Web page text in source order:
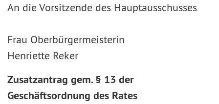
An die Vorsitzende des Hauptausschusses
Frau Oberbürgermeisterin
Henriette Reker
Zusatzantrag gem. § 13 der
Geschäftsordnung des Rates